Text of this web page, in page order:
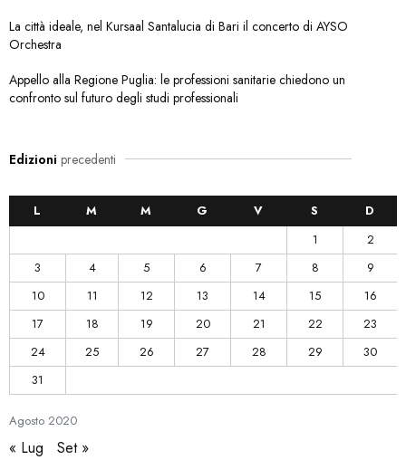
La città ideale, nel Kursaal Santalucia di Bari il concerto di AYSO
Orchestra
Appello alla Regione Puglia: le professioni sanitarie chiedono un
confronto sul futuro degli studi professionali
Edizioni precedenti
Agosto 2020
L M M G V S
D
1
2
3
4 5 6 7 8
9
10
11 12 13 14 15
16
17
18 19 20 21 22
23
24
25 26 27 28 29
30
31
« Lug Set »